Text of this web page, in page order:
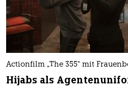
Actionfilm „The 355“ mit
Hijabs als